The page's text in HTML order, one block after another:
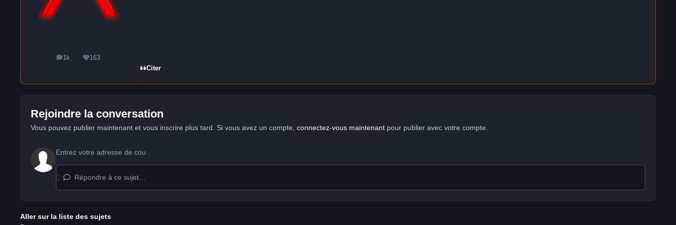
1k
messages163
Réputation
Citer
Rejoindre la conversation
Vous pouvez publier maintenant et vous inscrire plus tard. Si vous avez un compte, connectez-vous maintenantpour publier avec votre compte.
Répondre à ce sujet…
Aller sur la liste des sujets